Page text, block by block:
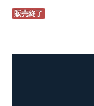
販売終了